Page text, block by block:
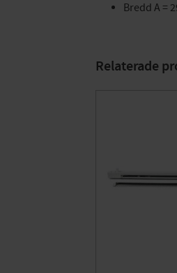
Bredd A =
Relaterade